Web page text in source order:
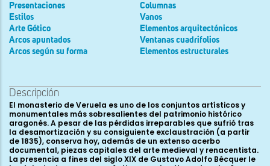
Presentaciones
Estilos
Arte Gótico
Arcos apuntados
Arcos según su forma
Columnas
Vanos
Elementos arquitectónicos
Ventanas cuadrifolios
Elementos estructurales
Descripción
El monasterio de Veruela es uno de los conjuntos artísticos y monumentales más sobresalientes del patrimonio histórico aragonés. A pesar de las pérdidas irreparables que sufrió tras la desamortización y su consiguiente exclaustración (a partir de 1835), conserva hoy, además de un extenso acerbo documental, piezas capitales del arte medieval y renacentista. La presencia a fines del siglo XIX de Gustavo Adolfo Bécquer le ha dotado de un aura romántica popular. No es de extrañar que la historiografía le haya prestado una enorme atención, ya desde el siglo XIX. Tal es así que el monasterio cuenta con estudios monográficos, antiguos y modernos, que abarcan prácticamente todos los asuntos que de una u otra forma caracterizan su dilatada historia. Entre la bibliografía antigua son básicas, desde el punto de vista artístico, las aportaciones de Street, Lampérez, López Landa y, especialmente, Lambert. Para un mejor conocimiento del monasterio medieval, entre la más moderna, destacan desde el punto de vista histórico y documental las aportaciones de Joaquín Vispe Martínez, María de los Desamparados Cabanes y Laurent Dailliez; para su definición en el ámbito general de la historia del arte medieval es fundamental el trabajo de Ignacio Martínez Buenaga; y desde un punto de vista más arquitectónico y compositivo es especialmente sugerente el estudio monográfico realizado por María Luisa López Sardá. Igual interés y minuciosidad muestra el detallado análisis de las marcas de cantería realizado por Jiménez Zorzo, Martínez Buenaga, Martínez Prades y Rubio Samper. Este envidiable esfuerzo investigador y bibliográfico culminó en 2006 con la organización de la exposición “Tesoros de Veruela”, que termina por poner al día la mayor parte de las cuestiones. Sólo se echa en falta una publicación completa y razonada de los riquísimos repertorios documentales conservados. Esta ingente labor, ya iniciada, deberá terminar por clarificar algunas cuestiones todavía controvertidas y abiertas. El monasterio se va a erigir en un contexto espiritual, artístico e histórico excepcional. Veruela es una fundación cisterciense, de las que conforman la primera oleada en la expansión de la orden por la Península Ibérica. Como cientos de abadías por toda Europa, Veruela va a seguir el paradigma compositivo y funcional que forjó San Bernardo en la primera mitad del siglo XII. Y no estamos hablando de un “estilo cisterciense” desde el punto de vista formal. La arquitectura cisterciense no se preocupa de los estilos, no forma una etiqueta propia; sus oratorios van mostrar, especialmente en los reinos cristianos peninsulares, las invariantes estilísticas de su contexto creativo. Pero el paradigma cisterciense existe. Ese arquetipo establece una precisa ordenación de las partes que integran el monasterio, un modo de construir funcional y duradero, y un diseño proporcional y armónico. Además parte de un planeamiento determinado por los aprovechamientos hidraúlicos, con una estructura que centra la roturación y el trabajo de las tierras del entorno, y que encuentra su esencia en la dinamización económica de los recursos. En definitiva, un monasterio cisterciense en los años centrales del siglo XII, además de oración e intercesión con el mundo celestial, constituye una comunidad en marcha, activa, ávida de crecer. Ávida de construir. Deseosa de ofrecer a Dios una arquitectura eterna. Las tierras del valle del Ebro occidental se iban progresivamente adaptando a la nueva realidad política y poblacional que la reconquista cristiana de Tudela y Tarazona había posibilitado. Nuevas elites, nuevos señoríos, nuevos pobladores. La reconquista pondrá en manos de las familias más proximas a la monarquía y a los hechos de armas unos recursos económicos hasta entonces desconocidos en el mundo cristiano. Los monjes, como depositarios de las oraciones de la comunidad y mediadores con el mundo de la muerte y lo sagrado, van a recibir parte de esas rique- zas. En los cartularios quedan reflejadas las propiedades y tierras donadas o compradas por los monasterios; no las donaciones dinerarias. Y como apunta Joaquín Vispe, la comunidad cisterciense de Veruela parece disponer, incluso antes de 1150, de grandes cantidades de metálico. De ahí que compren abundantes tierras y propiedades en sus primeros años de vida en la comarca. De ahí que los monjes puedan pagar el trabajo a destajo de los canteros que sobre los sillares de la iglesia abacial dejaron grabadas más de 600 señales gliptográficas diferentes (JIMÉNEZ ZORZO, MARTÍNEZ BUENAGA, MARTÍNEZ PRADES y RUBIO SAMPER, 1986). Una enormidad nunca vista, ni antes ni después, en estos bellos parajes de las faldas del Moncayo. Y en Veruela, como en Poblet, Fitero o La Oliva tocó románico. Efectivamente, aunque el monasterio de Veruela va a comenzar su construcción en un tiempo que se va a asomar a importantes cambios y trasformaciones artísticas, su planeamiento y principales elementos estructurales son románicos. Conforme avance el último tercio del siglo XII, la arquitectura de los territorios cristianos meridionales del occidente europeo va a ir incorporando novedades propias ya del gótico. Ése es el caso de las bóvedas de arcos cruzados, primero, y, después, de las ya características bóvedas de crucería. Ése será el caso del monasterio de Veruela, inserto de lleno en ese apasionante momento de transformaciones y cambios. En consecuencia, nos encontramos con un imponente y ambicioso proyecto románico, que además va a estar directamente determinado por las especificidades topográficas de la orden monástica a la que se adscribe: el Císter. En este contexto nos vamos a fijar especialmente en la gran iglesia abacial y en las tres alas perimetrales que, en torno al claustro gótico, conforman las dependencias más antiguas del complejo monástico. Como apunta la historiografía de la orden, los cistercienses buscaban para la fundación de sus monasterios lugares apartados, a menudo sometidos a unas condiciones climatológicas y productivas adversas. No fue ése el caso de Veruela. Su vida comenzó en un ámbito agrícola ya habitado y estructurado. Y lo que más nos interesa, la construcción del cenobio monástico románico no fue una isla en un entorno desértico. En los años sesenta, setenta y ochenta del siglo XII, a la vez que se erige la cabecera y las primeras estancias verolenses, se inician también las catedrales de Tarazona y Tudela (en un radio de 10 km, media jornada de camino), los igualmente bernardos monasterios de Fitero (20 km, una jornada) y La Oliva (40 km, dos jornadas), y las catedrales de Zaragoza y Santo Domingo de la Calzada (radio de 80 km, cuatro jornadas). Y estos seis edificios, teniendo en cuenta sólo las grandes fábricas, especialmente las monásticas, consiguieron rematar oratorios de 80 m de longitud y, entre todas, cuatro cabeceras con girola y capillas radiales. La obra de nuestro monasterio se integra así en un contexto artístico muy rico y creativo, donde los oficios de la obra debían de estar perfectamente formados y consolidados. Nos vamos a enfrentar a un conjunto de construcciones erigidas con cuantiosos medios económicos; con solvencia y liquidez. El empeño de la empresa es palpable. Como veremos, el planeamiento muestra evidentes síntomas de maestría y coherencia estructural, que más allá de las exitosas propuestas funcionales experimentadas por la orden, caracteriza a un maestro especialmente hábil en la geometría proyectual. Bajo una de las ventanas de la sala capitular, conservamos la piedra de mesura, verdadero patrón de todas las medidas del edificio (LLOVERAS I MONTSERRAT, 1989; LÓPEZ SARDÁ, 1996). Luego vendrán los detalles. Como veremos, son excepcionales. Veruela conserva las mesas de altar románicas, las credencias con lavamanos y su correspondiente desagüe, una colección de más de 250 capiteles, la mayoría de ellos labrados, arquerías ciegas rodeando todo el edificio... También conservamos, como es habitual en las fundaciones monásticas, un interesante aporte documental que sitúa en el tiempo el origen de la comunidad y su desarrollo. Pero Veruela, y esto es mucho menos frecuente, escribe en sus muros buena parte de la historia constructiva de la abacial. Las actas de consagración de sus altares fueron copiadas sobre sus paramentos, y, bien repintadas durante generaciones, bien ocultas por ornamentos muebles, nos han llegado hasta hoy. En consecuencia, esta inaudita fuente de información nos va a permitir asignar cronologías razonablemente seguras, al menos a seis de las capillas, posibilitando así una reconstrucción bastante segura de su proceso cronoconstructivo. En la actualidad, la visita al monasterio de Veruela constituye una experiencia cultural de primer orden. Son muchos los atractivos que presenta: el paisaje de las estribaciones del Moncayo, su apasionante patrimonio medieval y renacentista, la historia monástica, el recinto amurallado, el museo del vino, la ruta de Bécquer... Todo en un perfecto estado de conservación. Esta realidad gratificante no oculta una historia verdaderamente compleja, especialmente desde la exclaustración provocada por los decretos desamortizadores del siglo XIX. Veamos cuáles son sus principales jalones. En los años 40 del siglo XII, un grupo de monjes se instalan en las laderas del Moncayo e inician su vida en comunidad bajo la regla benedictina de orientación cisterciense. Luego abundaremos más en el controvertido problema de la data y carácter concreto del proceso de fundación del cenobio. El valle del Ebro había sido reconquistado hacía unos veinte años; no obstante, quedaban abundantes zonas fronterizas que no habían sido pobladas, a pesar de la relativa cercanía a ciudades importantes. Igual que los monasterios de Fitero y La Oliva, también cistercienses y, como veremos, muy relacionados entre sí, Veruela se funda en un espacio disputado por Aragón, Castilla y Navarra. En ese contexto histórico y geográfico, la comunidad cisterciense se va a ver favorecid